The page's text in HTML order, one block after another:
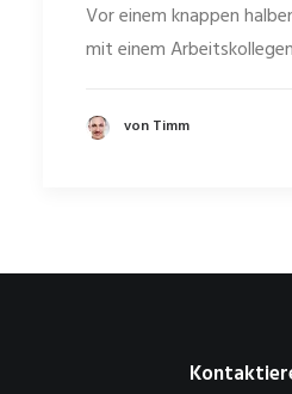
Vor einem knappen
mit einem
von Timm